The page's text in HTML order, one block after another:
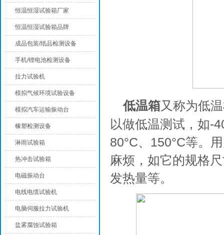
低温箱又称为低
以做低温测试，如-
80°C、150°C等。
麻烦，如它的规格
发热量等。
恒温恒湿试验箱厂家
恒温恒湿试验箱品牌
成品包装/纸品检测设备
手机/锂电池检测设备
拉力试验机
模拟气候环境试验设备
模拟汽车运输振动台
橡塑检测设备
淋雨试验箱
热冲击试验箱
电磁振动台
电线电缆试验机
电脑伺服拉力试验机
盐雾腐蚀试验箱